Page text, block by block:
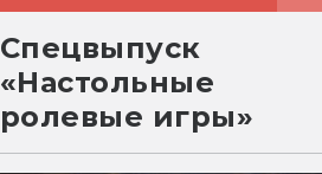
Спецвыпуск
«Настольные
ролевые игры»